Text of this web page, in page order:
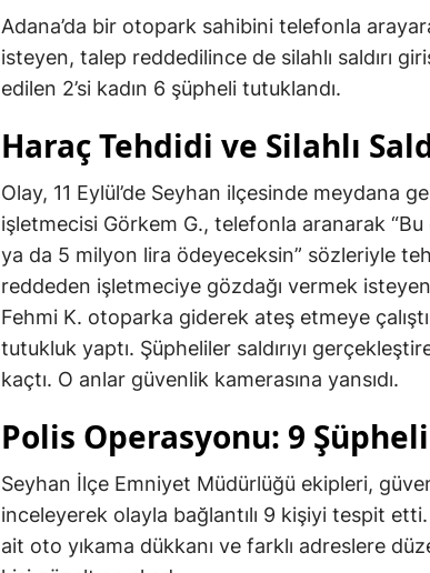
Adana’da bir otopark sahibini telefonla
isteyen, talep reddedilince de silahlı saldırı
edilen 2’si kadın 6 şüpheli tutuklandı.
Haraç Tehdidi ve Silahlı
Olay, 11 Eylül’de Seyhan ilçesinde meydana
işletmecisi Görkem G., telefonla aranarak “Bu
ya da 5 milyon lira ödeyeceksin” sözleriyle
reddeden işletmeciye gözdağı vermek
Fehmi K. otoparka giderek ateş etmeye
tutukluk yaptı. Şüpheliler saldırıyı
kaçtı. O anlar güvenlik kamerasına yansıdı.
Polis Operasyonu: 9
Seyhan İlçe Emniyet Müdürlüğü ekipleri,
inceleyerek olayla bağlantılı 9 kişiyi tespit
ait oto yıkama dükkanı ve farklı adreslere